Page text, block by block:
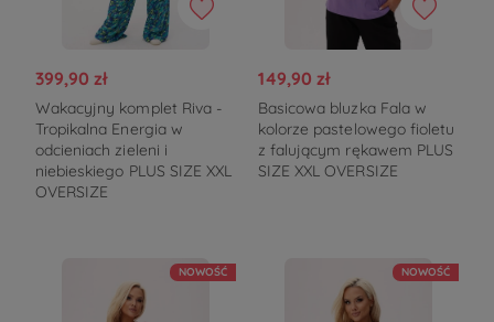
399,90 zł
Wakacyjny komplet Riva -
Tropikalna Energia w
odcieniach zieleni i
niebieskiego PLUS SIZE XXL
OVERSIZE
149,90 zł
Basicowa bluzka Fala w
kolorze pastelowego fioletu
z falującym rękawem PLUS
SIZE XXL OVERSIZE
NOWOŚĆ NOWOŚĆ